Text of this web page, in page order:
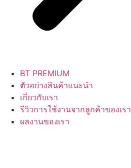
BT PREMIUM
ตัวอย่างสินค้าแนะนำ
เกี่ยวกับเรา
รีวิวการใช้งานจากลูกค้าของเรา
ผลงานของเรา